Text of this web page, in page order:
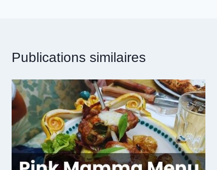
Publications similaires